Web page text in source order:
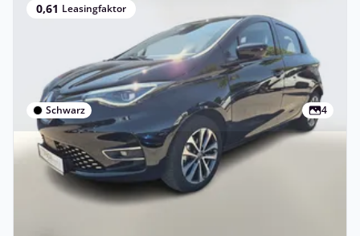
0,61 Leasingfaktor
Schwarz 4
Privat & Gewerbe
Renault Zoe ZE50 R135 Intens Kauf-Bat.
LED WinterP Nav Leasing privat